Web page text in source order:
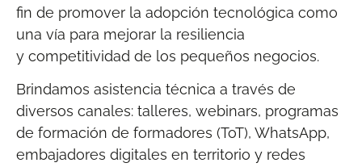
fin de promover la adopción tecnológica como
una vía para mejorar la resiliencia
y competitividad de los pequeños negocios.
Brindamos asistencia técnica a través de
diversos canales: talleres, webinars, programas
de formación de formadores (ToT), WhatsApp,
embajadores digitales en territorio y redes